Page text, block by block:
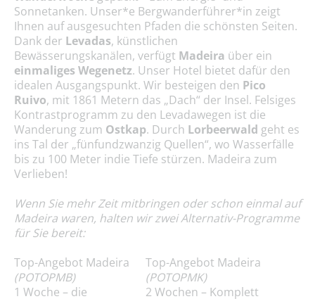
Sonnetanken. Unser*e Bergwanderführer*in zeigt
Ihnen auf ausgesuchten Pfaden die schönsten Seiten.
Dank der Levadas, künstlichen
Bewässerungskanälen, verfügt Madeira über ein
einmaliges Wegenetz. Unser Hotel bietet dafür den
idealen Ausgangspunkt. Wir besteigen den Pico
Ruivo, mit 1861 Metern das „Dach“ der Insel. Felsiges
Kontrastprogramm zu den Levadawegen ist die
Wanderung zum Ostkap. Durch Lorbeerwald geht es
ins Tal der „fünfundzwanzig Quellen“, wo Wasserfälle
bis zu 100 Meter indie Tiefe stürzen. Madeira zum
Verlieben!
Wenn Sie mehr Zeit mitbringen oder schon einmal auf
Madeira waren, halten wir zwei Alternativ-Programme
für Sie bereit:
Top-Angebot Madeira
(POTOPMB)
Top-Angebot Madeira
(POTOPMK)
1 Woche – die
2 Wochen – Komplett